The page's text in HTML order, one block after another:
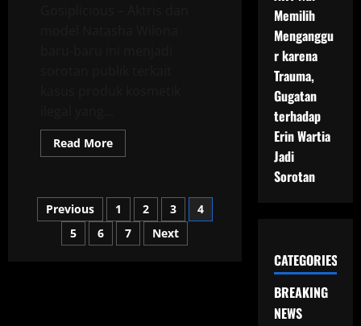
Read MoreRead
more
dan
Kasus
Produk
Kosmetik
Ilegal
Posts
pagination
Previous 1 2 3
4
5
6 7 Next
Memilih
Menganggu
r karena
Trauma,
Gugatan
terhadap
Erin Wartia
Jadi
Sorotan
CATEGORIES
BREAKING
NEWS